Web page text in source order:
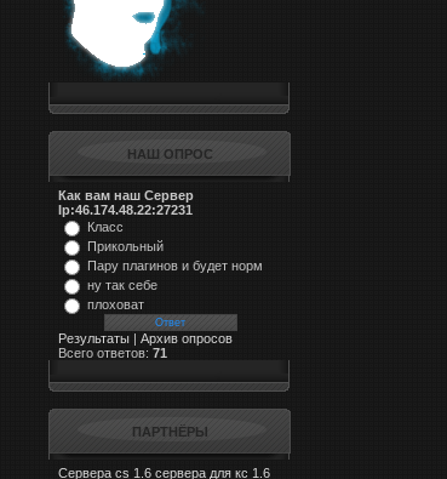
НАШ ОПРОС
Как вам наш Сервер
Ip:46.174.48.22:27231
Класс
Прикольный
Пару плагинов и будет норм
ну так себе
плоховат
Результаты | Архив опросов
Всего ответов: 71
ПАРТНЁРЫ
Сервера cs 1.6 сервера для кс 1.6